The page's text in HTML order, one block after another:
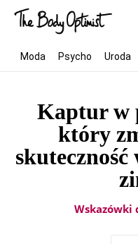
Moda Psycho Uroda
Kaptur w
który
Wskazówki